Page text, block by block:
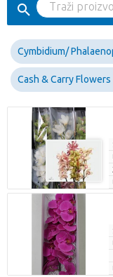
Cymbidium/
Cash & Carry Flowers